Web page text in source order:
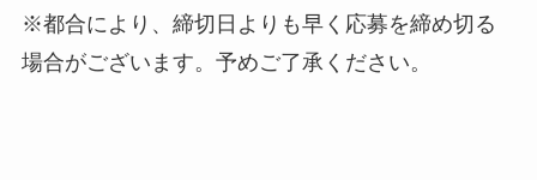
※都合により、締切日よりも早く応募を締め切る
場合がございます。予めご了承ください。